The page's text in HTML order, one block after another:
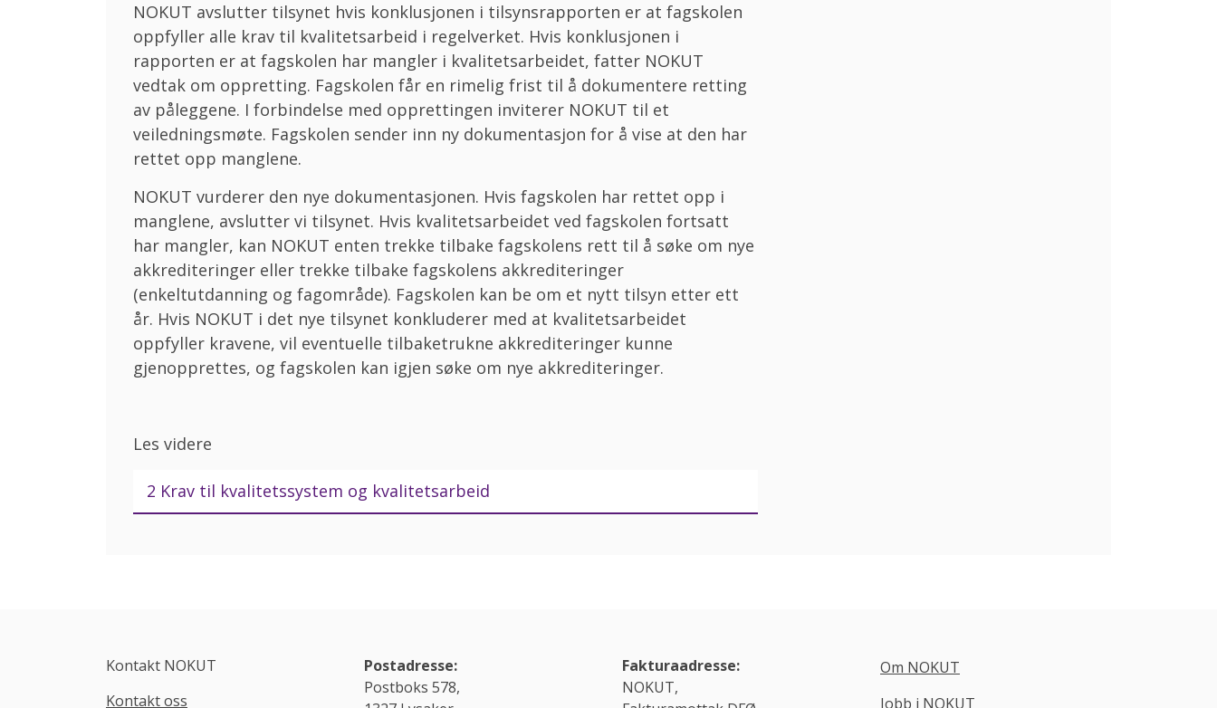
NOKUT avslutter tilsynet hvis konklusjonen i tilsynsrapporten er at fagskolen
oppfyller alle krav til kvalitetsarbeid i regelverket. Hvis konklusjonen i
rapporten er at fagskolen har mangler i kvalitetsarbeidet, fatter NOKUT
vedtak om oppretting. Fagskolen får en rimelig frist til å dokumentere retting
av påleggene. I forbindelse med opprettingen inviterer NOKUT til et
veiledningsmøte. Fagskolen sender inn ny dokumentasjon for å vise at den har
rettet opp manglene.
NOKUT vurderer den nye dokumentasjonen. Hvis fagskolen har rettet opp i
manglene, avslutter vi tilsynet. Hvis kvalitetsarbeidet ved fagskolen fortsatt
har mangler, kan NOKUT enten trekke tilbake fagskolens rett til å søke om nye
akkrediteringer eller trekke tilbake fagskolens akkrediteringer
(enkeltutdanning og fagområde). Fagskolen kan be om et nytt tilsyn etter ett
år. Hvis NOKUT i det nye tilsynet konkluderer med at kvalitetsarbeidet
oppfyller kravene, vil eventuelle tilbaketrukne akkrediteringer kunne
gjenopprettes, og fagskolen kan igjen søke om nye akkrediteringer.
Les videre
2 Krav til kvalitetssystem og kvalitetsarbeid
Kontakt NOKUT
Kontakt oss
Postadresse:
Postboks 578,
Fakturaadresse:
NOKUT,
Om NOKUT
Jobb i NOKUT